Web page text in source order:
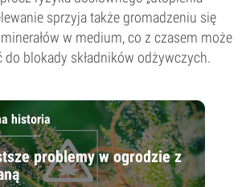
sprzyja także gromadzeniu się
w medium, co z czasem może
do blokady składników odżywczych.
historia
problemy w ogrodzie z